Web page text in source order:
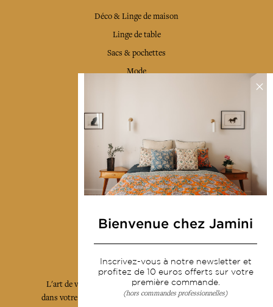
Déco & Linge de maison
Linge de table
Sacs & pochettes
Mode
Livraison & retour
CGV
Devenir revendeur
Notre communauté
L'art de vivre JAMINI raconté avec poésie et élégance
dans votre boîte mail. Inscrivez vous à notre newsletter
Bienvenue chez Jamini
Inscrivez-vous à notre newsletter et
profitez de 10 euros offerts sur votre
première commande.
(hors commandes professionnelles)